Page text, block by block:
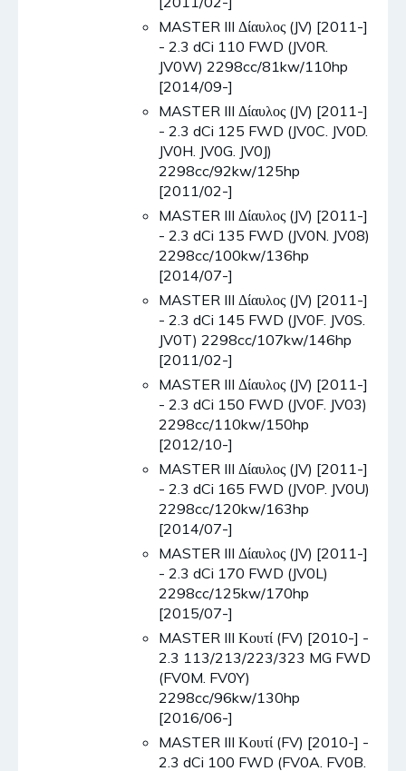
MASTER III Δίαυλος (JV) [2011-]
- 2.3 dCi 110 FWD (JV0R.
JV0W) 2298cc/81kw/110hp
[2014/09-]
MASTER III Δίαυλος (JV) [2011-]
- 2.3 dCi 125 FWD (JV0C. JV0D.
JV0H. JV0G. JV0J)
2298cc/92kw/125hp
[2011/02-]
MASTER III Δίαυλος (JV) [2011-]
- 2.3 dCi 135 FWD (JV0N. JV08)
2298cc/100kw/136hp
[2014/07-]
MASTER III Δίαυλος (JV) [2011-]
- 2.3 dCi 145 FWD (JV0F. JV0S.
JV0T) 2298cc/107kw/146hp
[2011/02-]
MASTER III Δίαυλος (JV) [2011-]
- 2.3 dCi 150 FWD (JV0F. JV03)
2298cc/110kw/150hp
[2012/10-]
MASTER III Δίαυλος (JV) [2011-]
- 2.3 dCi 165 FWD (JV0P. JV0U)
2298cc/120kw/163hp
[2014/07-]
MASTER III Δίαυλος (JV) [2011-]
- 2.3 dCi 170 FWD (JV0L)
2298cc/125kw/170hp
[2015/07-]
MASTER III Κουτί (FV) [2010-] -
2.3 113/213/223/323 MG FWD
(FV0M. FV0Y)
2298cc/96kw/130hp
[2016/06-]
MASTER III Κουτί (FV) [2010-] -
2.3 dCi 100 FWD (FV0A. FV0B.